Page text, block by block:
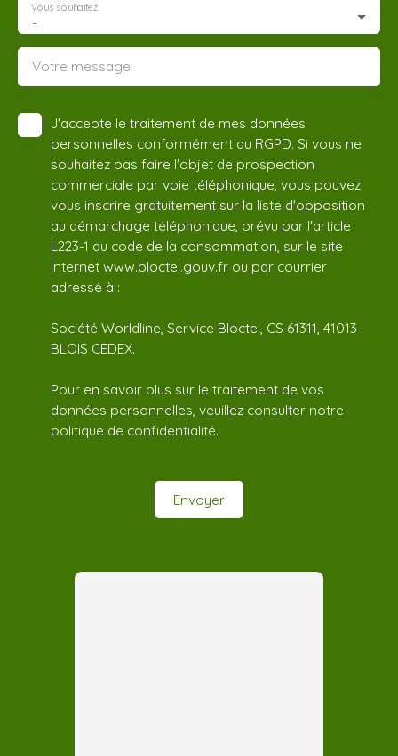
-
Vous souhaitez
Votre message
J'accepte le traitement de mes données
personnelles conformément au RGPD. Si vous ne
souhaitez pas faire l'objet de prospection
commerciale par voie téléphonique, vous pouvez
vous inscrire gratuitement sur la liste d'opposition
au démarchage téléphonique, prévu par l'article
L223-1 du code de la consommation, sur le site
Internet www.bloctel.gouv.fr ou par courrier
adressé à :
Société Worldline, Service Bloctel, CS 61311, 41013
BLOIS CEDEX.
Pour en savoir plus sur le traitement de vos
données personnelles, veuillez consulter notre
politique de confidentialité.
Envoyer